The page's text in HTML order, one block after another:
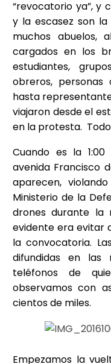
“revocatorio ya”, y
y la escasez son
muchos abuelos,
cargados en los
estudiantes,
obreros, personas
hasta
viajaron desde el
en la protesta.
Cuando es la
avenida Francisco
aparecen,
Ministerio de la
drones durante la
evidente era evitar
la convocatoria.
difundidas en las
teléfonos de
observamos con
cientos de miles.
Empezamos la